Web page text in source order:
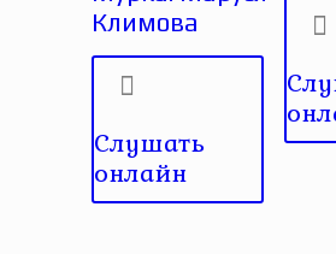
Климова
Слушать
онлайн